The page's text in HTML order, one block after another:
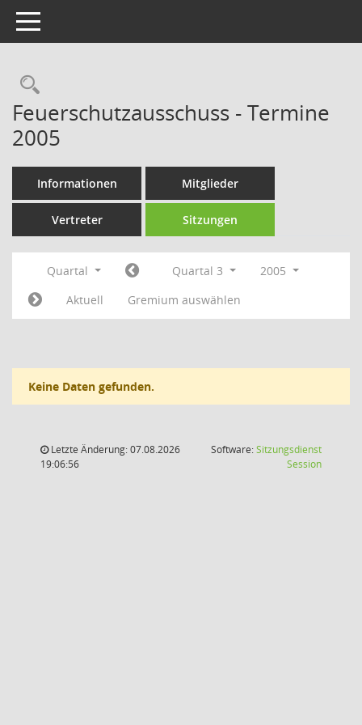
Toggle navigation
Rechercheauswahl
Feuerschutzausschuss - Termine
2005
Informationen Mitglieder
Vertreter Sitzungen
Quartal Quartal 3
2005
Aktuell
Gremium auswählen
Keine Daten gefunden.
Letzte Änderung: 07.08.2026
19:06:56
Software:Sitzungsdienst
Session(Wird in